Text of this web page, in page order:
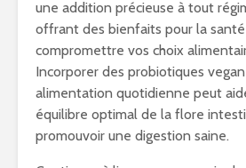
une addition précieuse à tout
offrant des bienfaits pour la
compromettre vos choix
Incorporer des probiotiques
alimentation quotidienne peut
équilibre optimal de la flore
promouvoir une digestion saine.